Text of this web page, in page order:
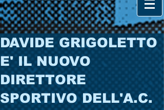
DAVIDE GRIGOLETTO
E' IL NUOVO
DIRETTORE
SPORTIVO DELL'A.C.